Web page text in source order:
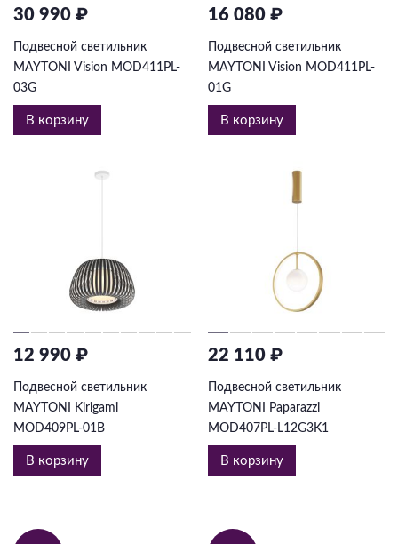
30 990 ₽
Подвесной светильник
MAYTONI Vision MOD411PL-
03G
В корзину
16 080 ₽
Подвесной светильник
MAYTONI Vision MOD411PL-
01G
В корзину
12 990 ₽
Подвесной светильник
MAYTONI Kirigami
MOD409PL-01B
В корзину
22 110 ₽
Подвесной светильник
MAYTONI Paparazzi
MOD407PL-L12G3K1
В корзину